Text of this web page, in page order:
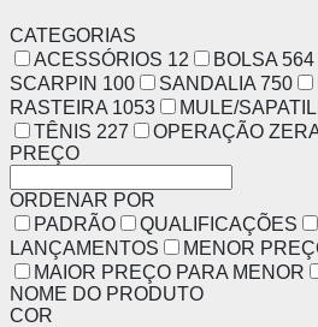
CATEGORIAS
ACESSÓRIOS 12 BOLSA 564
SCARPIN 100 SANDALIA 750
RASTEIRA 1053 MULE/
TÊNIS 227 OPERAÇÃO
PREÇO
ORDENAR POR
PADRÃO
QUALIFICAÇÕES
LANÇAMENTOS
MENOR
MAIOR PREÇO PARA MENOR
NOME DO PRODUTO
COR